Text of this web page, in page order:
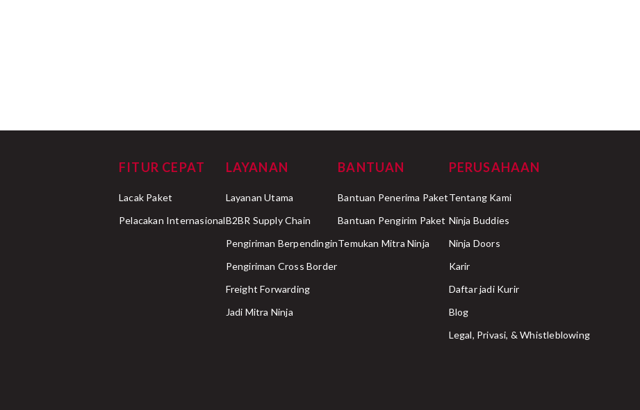
FITUR CEPAT
Lacak Paket
Pelacakan Internasional
LAYANAN
Layanan Utama
B2BR Supply Chain
Pengiriman Berpendingin
Pengiriman Cross Border
Freight Forwarding
Jadi Mitra Ninja
BANTUAN
Bantuan Penerima Paket
Bantuan Pengirim Paket
Temukan Mitra Ninja
PERUSAHAAN
Tentang Kami
Ninja Buddies
Ninja Doors
Karir
Daftar jadi Kurir
Blog
Legal, Privasi, & Whistleblowing